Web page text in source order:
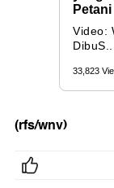
(rfs/wnv)